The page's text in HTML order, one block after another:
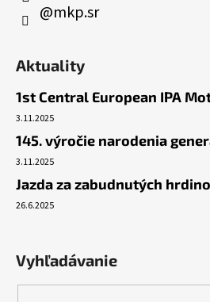
@mkp.sr
Aktuality
1st Central European IPA
3.11.2025
145. výročie narodenia
3.11.2025
Jazda za zabudnutých
26.6.2025
Vyhľadávanie